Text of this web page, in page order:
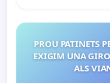
PROU PATINETS
EXIGIM UNA
ALS